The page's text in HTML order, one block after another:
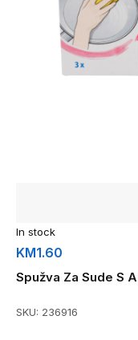
In stock
KM1.60
Spužva Za Sude S
SKU: 236916